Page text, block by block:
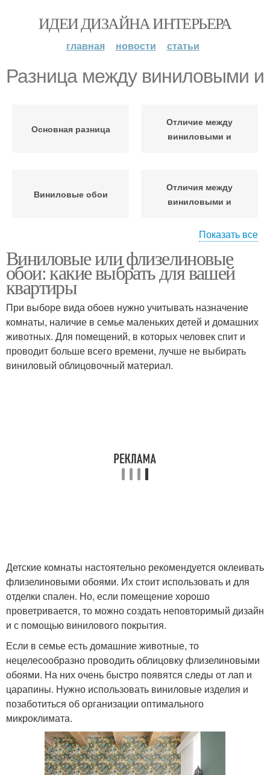
ИДЕИ ДИЗАЙНА ИНТЕРЬЕРА
главная новости статьи
Разница между виниловыми и
Основная разница
Отличие между
виниловыми и
Виниловые обои
Отличия между
виниловыми и
виниловыми и
Показать все
Виниловые или флизелиновые
обои: какие выбрать для вашей
квартиры
При выборе вида обоев нужно учитывать назначение
комнаты, наличие в семье маленьких детей и домашних
животных. Для помещений, в которых человек спит и
проводит больше всего времени, лучше не выбирать
виниловый облицовочный материал.
Детские комнаты настоятельно рекомендуется оклеивать
флизелиновыми обоями. Их стоит использовать и для
отделки спален. Но, если помещение хорошо
проветривается, то можно создать неповторимый дизайн
и с помощью винилового покрытия.
Если в семье есть домашние животные, то
нецелесообразно проводить облицовку флизелиновыми
обоями. На них очень быстро появятся следы от лап и
царапины. Нужно использовать виниловые изделия и
позаботиться об организации оптимального
микроклимата.